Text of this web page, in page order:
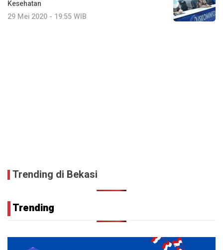
Kesehatan
29 Mei 2020 - 19:55 WIB
Trending di Bekasi
Trending